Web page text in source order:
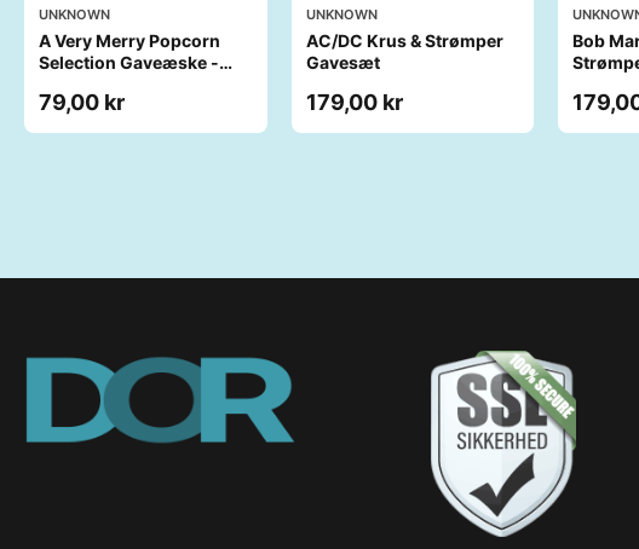
UNKNOWN
A Very Merry Popcorn
Selection Gaveæske -
79,00 kr
UNKNOWN
AC/DC Krus & Strømper
Gavesæt
179,00 kr
Bob